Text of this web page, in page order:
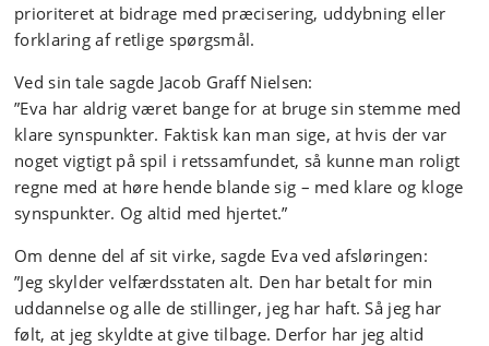
prioriteret at bidrage med præcisering, uddybning eller
forklaring af retlige spørgsmål.
Ved sin tale sagde Jacob Graff Nielsen:
”Eva har aldrig været bange for at bruge sin stemme med
klare synspunkter. Faktisk kan man sige, at hvis der var
noget vigtigt på spil i retssamfundet, så kunne man roligt
regne med at høre hende blande sig – med klare og kloge
synspunkter. Og altid med hjertet.”
Om denne del af sit virke, sagde Eva ved afsløringen:
”Jeg skylder velfærdsstaten alt. Den har betalt for min
uddannelse og alle de stillinger, jeg har haft. Så jeg har
følt, at jeg skyldte at give tilbage. Derfor har jeg altid